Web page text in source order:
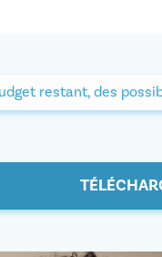
restant, des